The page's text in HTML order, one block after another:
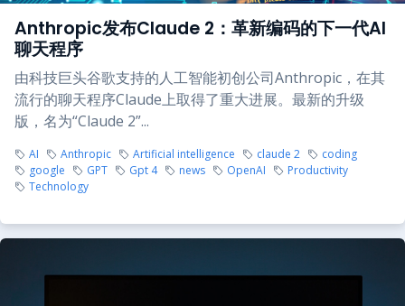
Anthropic发布Claude 2：革新编码的下一代AI
聊天程序
由科技巨头谷歌支持的人工智能初创公司Anthropic，在其
流行的聊天程序Claude上取得了重大进展。最新的升级
版，名为“Claude 2”...
AI Anthropic Artificial intelligence claude 2
coding
google
GPT Gpt 4 news OpenAI
Productivity
Technology